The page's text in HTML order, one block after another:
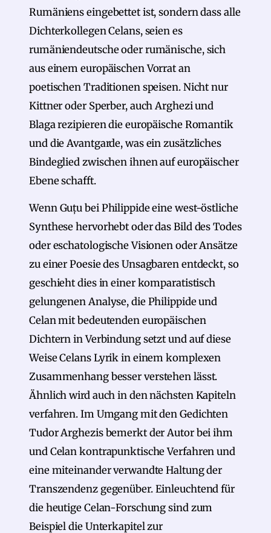
Rumäniens eingebettet ist, sondern dass alle
Dichterkollegen Celans, seien es
rumäniendeutsche oder rumänische, sich
aus einem europäischen Vorrat an
poetischen Traditionen speisen. Nicht nur
Kittner oder Sperber, auch Arghezi und
Blaga rezipieren die europäische Romantik
und die Avantgarde, was ein zusätzliches
Bindeglied zwischen ihnen auf europäischer
Ebene schafft.
Wenn Guțu bei Philippide eine west-östliche
Synthese hervorhebt oder das Bild des Todes
oder eschatologische Visionen oder Ansätze
zu einer Poesie des Unsagbaren entdeckt, so
geschieht dies in einer komparatistisch
gelungenen Analyse, die Philippide und
Celan mit bedeutenden europäischen
Dichtern in Verbindung setzt und auf diese
Weise Celans Lyrik in einem komplexen
Zusammenhang besser verstehen lässt.
Ähnlich wird auch in den nächsten Kapiteln
verfahren. Im Umgang mit den Gedichten
Tudor Arghezis bemerkt der Autor bei ihm
und Celan kontrapunktische Verfahren und
eine miteinander verwandte Haltung der
Transzendenz gegenüber. Einleuchtend für
die heutige Celan-Forschung sind zum
Beispiel die Unterkapitel zur